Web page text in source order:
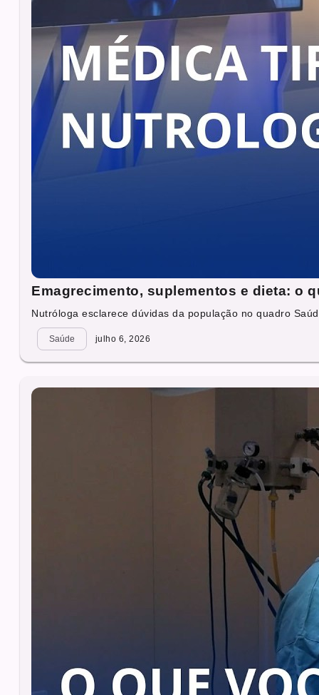
Emagrecimento, suplementos e dieta: o
Nutróloga esclarece dúvidas da população no quadro
Saúde julho 6, 2026